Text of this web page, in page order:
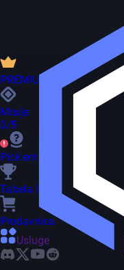
PREMIUM
Misije
0/5
Pick'em
Tabela lidera
Prodavnica
Usluge